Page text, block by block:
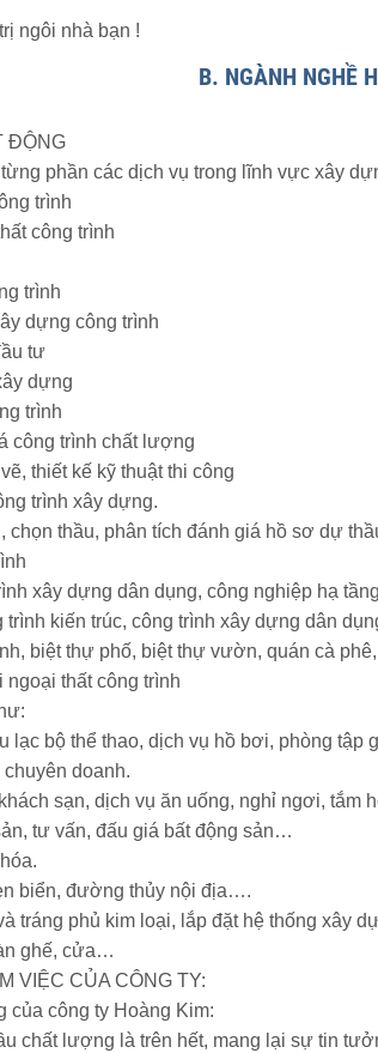
ngôi nhà bạn !
B. NGÀNH NGHỀ
ĐỘNG
phần các dịch vụ trong lĩnh vực xây
trình
công trình
trình
dựng công trình
tư
dựng
trình
trình chất lượng
thiết kế kỹ thuật thi công
trình xây dựng.
thầu, phân tích đánh giá hồ sơ dự
xây dựng dân dụng, công nghiệp hạ
kiến trúc, công trình xây dựng dân
biệt thự phố, biệt thự vườn, quán cà
thất công trình
lạc bộ thể thao, dịch vụ hồ bơi, phòng tập
doanh.
sạn, dịch vụ ăn uống, nghỉ ngơi,
tư vấn, đấu giá bất động sản…
biển, đường thủy nội địa….
tráng phủ kim loại, lắp đặt hệ thống xây
ghế, cửa…
VIỆC CỦA CÔNG TY:
của công ty Hoàng Kim:
lượng là trên hết, mang lại sự tin